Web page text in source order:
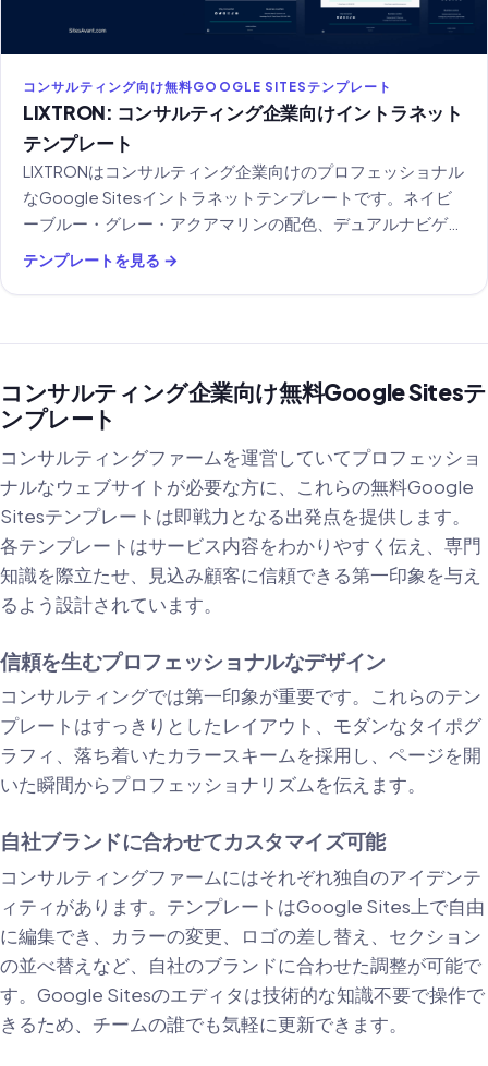
コンサルティング向け無料GOOGLE SITESテンプレート
LIXTRON: コンサルティング企業向けイントラネット
テンプレート
LIXTRONはコンサルティング企業向けのプロフェッショナル
なGoogle Sitesイントラネットテンプレートです。ネイビ
ーブルー・グレー・アクアマリンの配色、デュアルナビゲー
ションメニュー、HR・ツール・社内コミュニケーションの
セクションを備えています。
テンプレートを見る →
コンサルティング企業向け無料Google Sitesテ
ンプレート
コンサルティングファームを運営していてプロフェッショ
ナルなウェブサイトが必要な方に、これらの無料Google
Sitesテンプレートは即戦力となる出発点を提供します。
各テンプレートはサービス内容をわかりやすく伝え、専門
知識を際立たせ、見込み顧客に信頼できる第一印象を与え
るよう設計されています。
信頼を生むプロフェッショナルなデザイン
コンサルティングでは第一印象が重要です。これらのテン
プレートはすっきりとしたレイアウト、モダンなタイポグ
ラフィ、落ち着いたカラースキームを採用し、ページを開
いた瞬間からプロフェッショナリズムを伝えます。
自社ブランドに合わせてカスタマイズ可能
コンサルティングファームにはそれぞれ独自のアイデンテ
ィティがあります。テンプレートはGoogle Sites上で自由
に編集でき、カラーの変更、ロゴの差し替え、セクション
の並べ替えなど、自社のブランドに合わせた調整が可能で
す。Google Sitesのエディタは技術的な知識不要で操作で
きるため、チームの誰でも気軽に更新できます。